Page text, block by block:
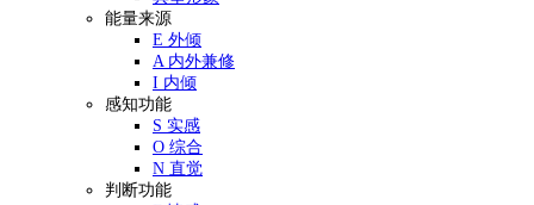
能量来源
E 外倾
A 内外兼修
I 内倾
感知功能
S 实感
O 综合
N 直觉
判断功能